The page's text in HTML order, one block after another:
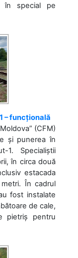
în special pe
– funcțională
(CFM)
și punerea în
1. Specialiștii
în circa două
estacada
În cadrul
fost instalate
de cale,
pietriș pentru